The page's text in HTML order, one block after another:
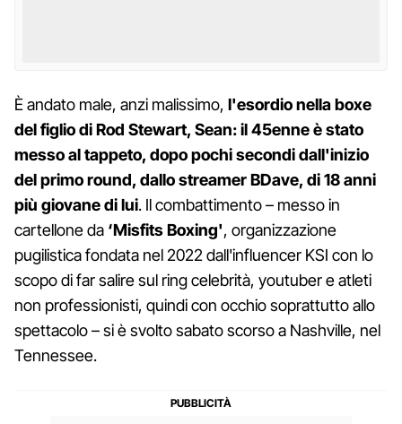
È andato male, anzi malissimo, l'esordio nella boxe
del figlio di Rod Stewart, Sean: il 45enne è stato
messo al tappeto, dopo pochi secondi dall'inizio
del primo round, dallo streamer BDave, di 18 anni
più giovane di lui. Il combattimento – messo in
cartellone da ‘Misfits Boxing', organizzazione
pugilistica fondata nel 2022 dall'influencer KSI con lo
scopo di far salire sul ring celebrità, youtuber e atleti
non professionisti, quindi con occhio soprattutto allo
spettacolo – si è svolto sabato scorso a Nashville, nel
Tennessee.